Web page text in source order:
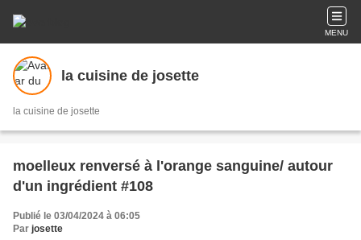
MENU
la cuisine de josette
la cuisine de josette
moelleux renversé à l'orange sanguine/ autour
d'un ingrédient #108
Publié le 03/04/2024 à 06:05
Par josette